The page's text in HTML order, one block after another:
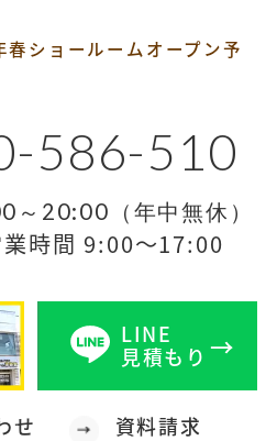
ショールームオープン予
586-510
～20:00（年中無休）
業時間 9:00～17:00
LINE
見積もり
せ 資料請求